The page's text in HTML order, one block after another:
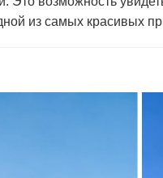
из самых красивых